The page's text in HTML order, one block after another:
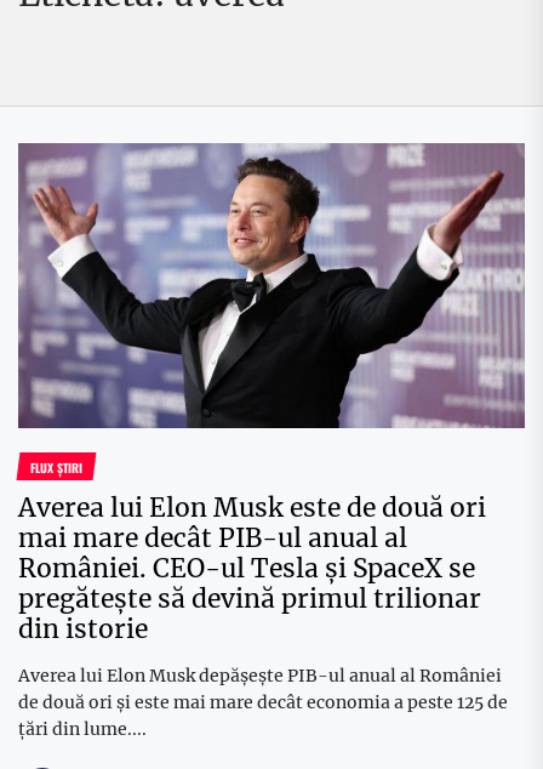
FLUX ȘTIRI
Averea lui Elon Musk este de două ori
mai mare decât PIB-ul anual al
României. CEO-ul Tesla și SpaceX se
pregătește să devină primul trilionar
din istorie
Averea lui Elon Musk depășește PIB-ul anual al României
de două ori și este mai mare decât economia a peste 125 de
țări din lume....